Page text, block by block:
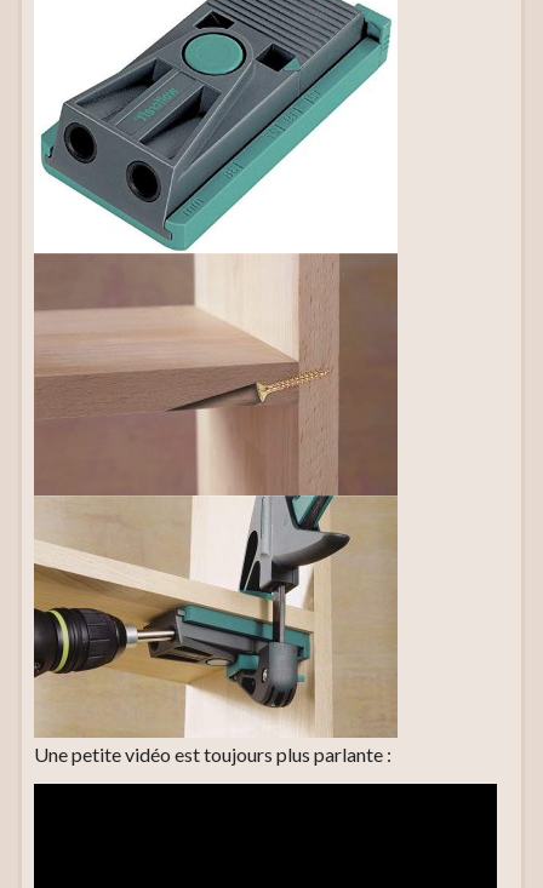
Une petite vidéo est toujours plus parlante :